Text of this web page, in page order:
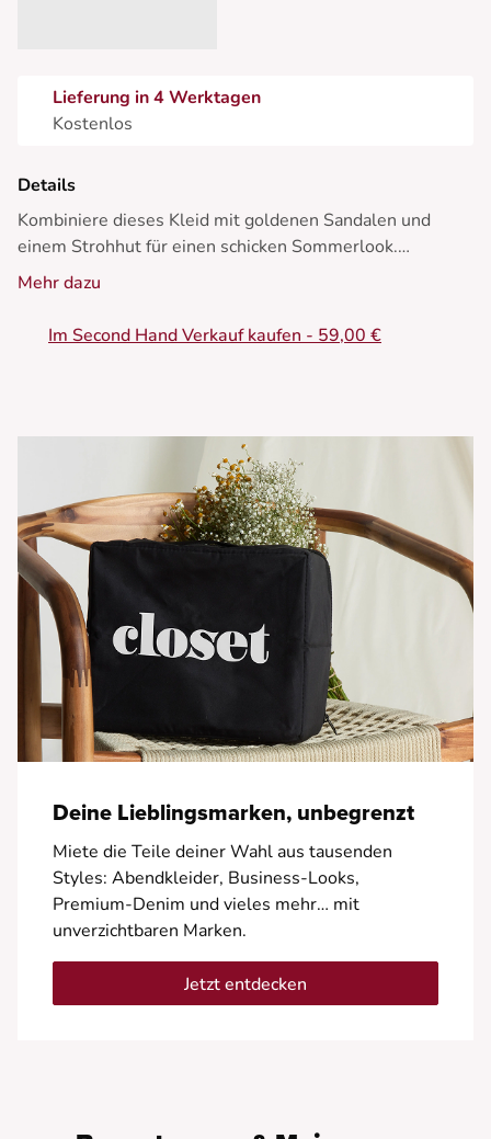
Lieferung in 4 Werktagen
Kostenlos
Details
Kombiniere dieses Kleid mit goldenen Sandalen und
einem Strohhut für einen schicken Sommerlook.
• V-Ausschnitt
Mehr dazu
Im Second Hand Verkauf kaufen - 59,00 €
Deine Lieblingsmarken, unbegrenzt
Miete die Teile deiner Wahl aus tausenden
Styles: Abendkleider, Business-Looks,
Premium-Denim und vieles mehr… mit
unverzichtbaren Marken.
Jetzt entdecken